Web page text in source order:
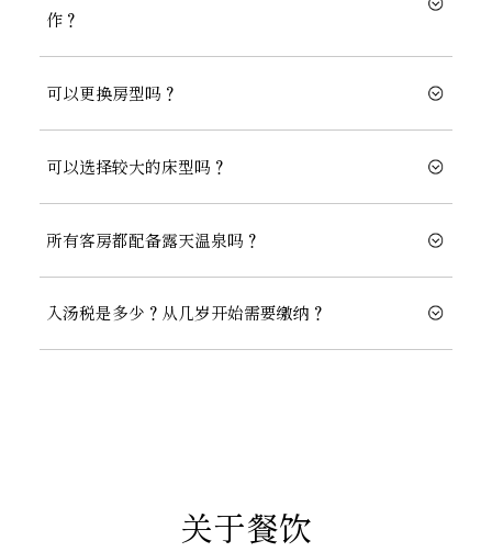
作？
可以更换房型吗？
可以选择较大的床型吗？
所有客房都配备露天温泉吗？
入汤税是多少？从几岁开始需要缴纳？
关于餐饮